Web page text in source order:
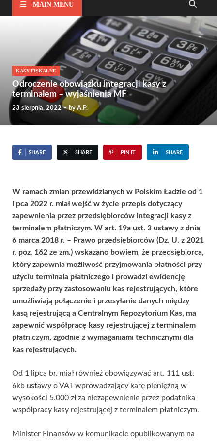
MAIN MENU
KASY FISKALNE
Odroczenie obowiązku integracji kasy z
terminalem – wyjaśnienia MF
23 sierpnia, 2022- by A.P.
SHARE SHARE PIN IT SHARE
W ramach zmian przewidzianych w Polskim Ładzie od 1
lipca 2022 r. miał wejść w życie przepis dotyczący
zapewnienia przez przedsiębiorców integracji kasy z
terminalem płatniczym. W art. 19a ust. 3 ustawy z dnia
6 marca 2018 r. – Prawo przedsiębiorców (Dz. U. z 2021
r. poz. 162 ze zm.) wskazano bowiem, że przedsiębiorca,
który zapewnia możliwość przyjmowania płatności przy
użyciu terminala płatniczego i prowadzi ewidencję
sprzedaży przy zastosowaniu kas rejestrujących, które
umożliwiają połączenie i przesyłanie danych między
kasą rejestrującą a Centralnym Repozytorium Kas, ma
zapewnić współpracę kasy rejestrującej z terminalem
płatniczym, zgodnie z wymaganiami technicznymi dla
kas rejestrujących.
Od 1 lipca br. miał również obowiązywać art. 111 ust.
6kb ustawy o VAT wprowadzający karę pieniężną w
wysokości 5.000 zł za niezapewnienie przez podatnika
współpracy kasy rejestrującej z terminalem płatniczym.
Minister Finansów w komunikacie opublikowanym na